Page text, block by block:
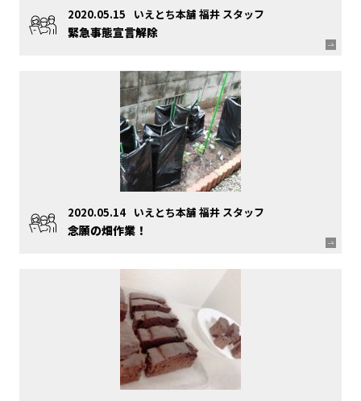
2020.05.15 いえとち本舗 福井 スタッフ
緊急事態宣言解除
2020.05.14 いえとち本舗 福井 スタッフ
念願の畑作業！